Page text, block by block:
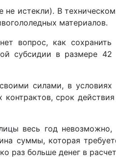
истекли). В
материалов.
вопрос, как
субсидии в размере
силами, в
срок
весь год
суммы, которая
раз больше денег в